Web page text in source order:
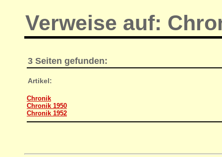
Verweise auf:
3 Seiten gefunden:
Artikel:
Chronik
Chronik 1950
Chronik 1952